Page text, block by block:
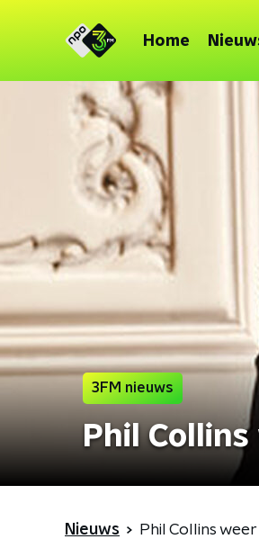
Home
3FM nieuws
Phil
Nieuws Phil Collins